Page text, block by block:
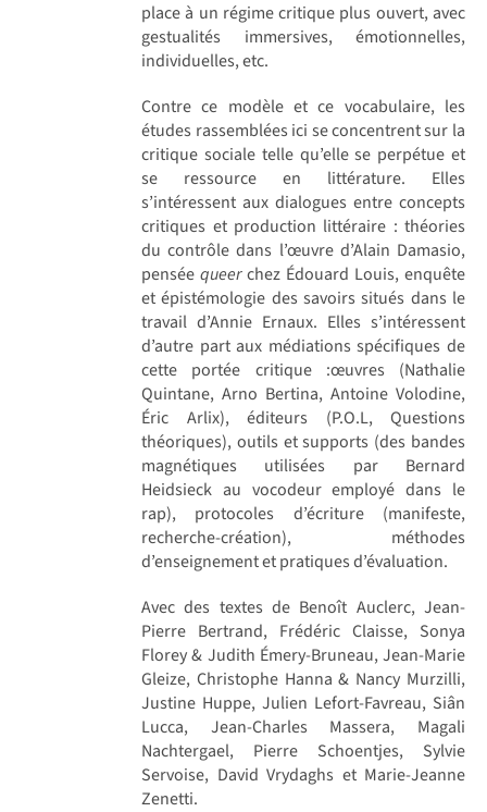
place à un régime critique plus ouvert, avec
gestualités immersives, émotionnelles,
individuelles, etc.
Contre ce modèle et ce vocabulaire, les
études rassemblées ici se concentrent sur la
critique sociale telle qu’elle se perpétue et
se ressource en littérature. Elles
s’intéressent aux dialogues entre concepts
critiques et production littéraire : théories
du contrôle dans l’œuvre d’Alain Damasio,
penséequeerchez Édouard Louis, enquête
et épistémologie des savoirs situés dans le
travail d’Annie Ernaux. Elles s’intéressent
d’autre part aux médiations spécifiques de
cette portée critique :œuvres (Nathalie
Quintane, Arno Bertina, Antoine Volodine,
Éric Arlix), éditeurs (P.O.L, Questions
théoriques), outils et supports (des bandes
magnétiques utilisées par Bernard
Heidsieck au vocodeur employé dans le
rap), protocoles d’écriture (manifeste,
recherche-création), méthodes
d’enseignement et pratiques d’évaluation.
Avec des textes de Benoît Auclerc, Jean-
Pierre Bertrand, Frédéric Claisse, Sonya
Florey & Judith Émery-Bruneau, Jean-Marie
Gleize, Christophe Hanna & Nancy Murzilli,
Justine Huppe, Julien Lefort-Favreau, Siân
Lucca, Jean-Charles Massera, Magali
Nachtergael, Pierre Schoentjes, Sylvie
Servoise, David Vrydaghs et Marie-Jeanne
Zenetti.